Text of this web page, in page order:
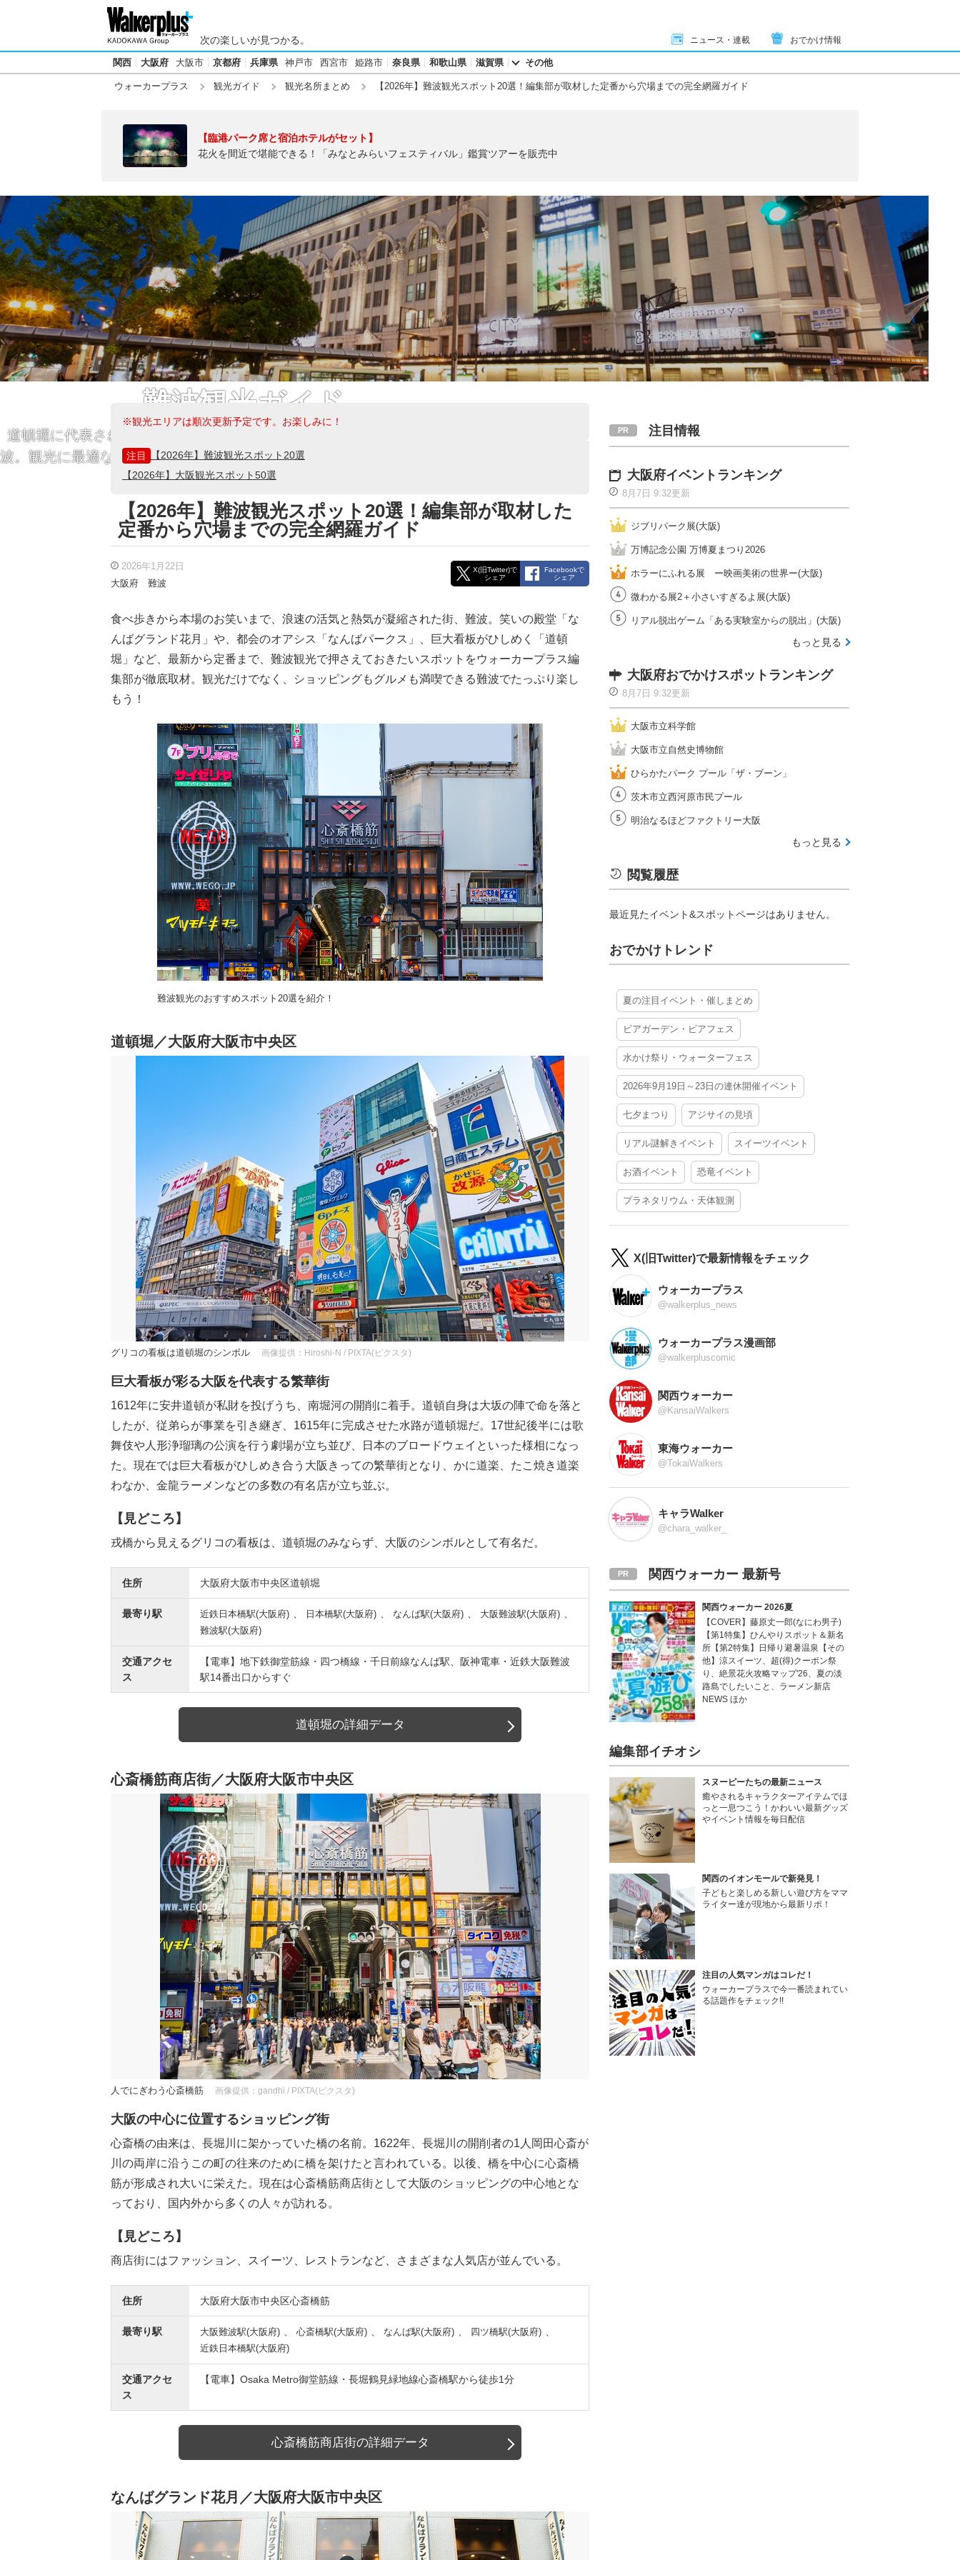
次の楽しいが見つかる。 ニュース・連載 おでかけ情報
関西 大阪府 大阪市 京都府 兵庫県 神戸市 西宮市 姫路市 奈良県 和歌山県 滋賀県 その他
ウォーカープラス 観光ガイド 観光名所まとめ 【2026年】難波観光スポット20選！編集部が取材した定番から穴場までの完全網羅ガイド
【臨港パーク席と宿泊ホテルがセット】
花火を間近で堪能できる！「みなとみらいフェスティバル」鑑賞ツアーを販売中
難波観光ガイド
道頓堀に代表される食文化と、お笑い・舞台などのエンタメ溢れる街、難
波。観光に最適なこのエリアの、外せない王道スポットから穴場まで、その
魅力を徹底ガイド！
※観光エリアは順次更新予定です。お楽しみに！
注目
【2026年】難波観光スポット20選
【2026年】大阪観光スポット50選
【2026年】難波観光スポット20選！編集部が取材した
定番から穴場までの完全網羅ガイド
2026年1月22日
大阪府
難波
X(旧Twitter)で
シェア
Facebookで
シェア
食べ歩きから本場のお笑いまで、浪速の活気と熱気が凝縮された街、難波。笑いの殿堂「な
んばグランド花月」や、都会のオアシス「なんばパークス」、巨大看板がひしめく「道頓
堀」など、最新から定番まで、難波観光で押さえておきたいスポットをウォーカープラス編
集部が徹底取材。観光だけでなく、ショッピングもグルメも満喫できる難波でたっぷり楽し
もう！
難波観光のおすすめスポット20選を紹介！
道頓堀／大阪府大阪市中央区
グリコの看板は道頓堀のシンボル 画像提供：Hiroshi-N / PIXTA(ピクスタ)
巨大看板が彩る大阪を代表する繁華街
1612年に安井道頓が私財を投げうち、南堀河の開削に着手。道頓自身は大坂の陣で命を落と
したが、従弟らが事業を引き継ぎ、1615年に完成させた水路が道頓堀だ。17世紀後半には歌
舞伎や人形浄瑠璃の公演を行う劇場が立ち並び、日本のブロードウェイといった様相になっ
た。現在では巨大看板がひしめき合う大阪きっての繁華街となり、かに道楽、たこ焼き道楽
わなか、金龍ラーメンなどの多数の有名店が立ち並ぶ。
【見どころ】
戎橋から見えるグリコの看板は、道頓堀のみならず、大阪のシンボルとして有名だ。
住所 大阪府大阪市中央区道頓堀
最寄り駅 近鉄日本橋駅(大阪府) 日本橋駅(大阪府) なんば駅(大阪府) 大阪難波駅(大阪府)
難波駅(大阪府)
交通アクセ
ス
【電車】地下鉄御堂筋線・四つ橋線・千日前線なんば駅、阪神電車・近鉄大阪難波
駅14番出口からすぐ
道頓堀の詳細データ
心斎橋筋商店街／大阪府大阪市中央区
人でにぎわう心斎橋筋 画像提供：gandhi / PIXTA(ピクスタ)
大阪の中心に位置するショッピング街
心斎橋の由来は、長堀川に架かっていた橋の名前。1622年、長堀川の開削者の1人岡田心斎が
川の両岸に沿うこの町の往来のために橋を架けたと言われている。以後、橋を中心に心斎橋
筋が形成され大いに栄えた。現在は心斎橋筋商店街として大阪のショッピングの中心地とな
っており、国内外から多くの人々が訪れる。
【見どころ】
商店街にはファッション、スイーツ、レストランなど、さまざまな人気店が並んでいる。
住所 大阪府大阪市中央区心斎橋筋
最寄り駅 大阪難波駅(大阪府) 心斎橋駅(大阪府) なんば駅(大阪府) 四ツ橋駅(大阪府)
近鉄日本橋駅(大阪府)
交通アクセ
ス
【電車】Osaka Metro御堂筋線・長堀鶴見緑地線心斎橋駅から徒歩1分
心斎橋筋商店街の詳細データ
なんばグランド花月／大阪府大阪市中央区
注目情報
大阪府イベントランキング
8月7日 9:32更新
ジブリパーク展(大阪)
万博記念公園 万博夏まつり2026
ホラーにふれる展 ー映画美術の世界ー(大阪)
微わかる展2＋小さいすぎるよ展(大阪)
リアル脱出ゲーム「ある実験室からの脱出」(大阪)
もっと見る
大阪府おでかけスポットランキング
8月7日 9:32更新
大阪市立科学館
大阪市立自然史博物館
ひらかたパーク プール「ザ・ブーン」
茨木市立西河原市民プール
明治なるほどファクトリー大阪
もっと見る
閲覧履歴
最近見たイベント&スポットページはありません。
おでかけトレンド
夏の注目イベント・催しまとめ
ビアガーデン・ビアフェス
水かけ祭り・ウォーターフェス
2026年9月19日～23日の連休開催イベント
七夕まつり アジサイの見頃
リアル謎解きイベント スイーツイベント
お酒イベント 恐竜イベント
プラネタリウム・天体観測
X(旧Twitter)で最新情報をチェック
ウォーカープラス
@walkerplus_news
ウォーカープラス漫画部
@walkerpluscomic
関西ウォーカー
@KansaiWalkers
東海ウォーカー
@TokaiWalkers
キャラWalker
@chara_walker_
関西ウォーカー 最新号
関西ウォーカー 2026夏
【COVER】藤原丈一郎(なにわ男子)
【第1特集】ひんやりスポット＆新名
所【第2特集】日帰り避暑温泉【その
他】涼スイーツ、超(得)クーポン祭
り、絶景花火攻略マップ'26、夏の淡
路島でしたいこと、ラーメン新店
NEWS ほか
編集部イチオシ
スヌーピーたちの最新ニュース
癒やされるキャラクターアイテムでほ
っと一息つこう！かわいい最新グッズ
やイベント情報を毎日配信
関西のイオンモールで新発見！
子どもと楽しめる新しい遊び方をママ
ライター達が現地から最新リポ！
注目の人気マンガはコレだ！
ウォーカープラスで今一番読まれてい
る話題作をチェック!!